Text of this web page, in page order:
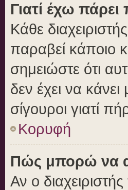
Γιατί έχω
Κάθε
παραβεί κάποιο
σημειώστε ότι
δεν έχει να
σίγουροι γιατί
Κορυφή
Πώς μπορώ να
Αν ο